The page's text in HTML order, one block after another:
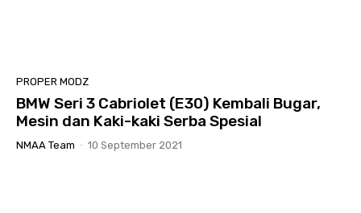
PROPER MODZ
BMW Seri 3 Cabriolet (E30) Kembali Bugar,
Mesin dan Kaki-kaki Serba Spesial
NMAA Team - 10 September 2021